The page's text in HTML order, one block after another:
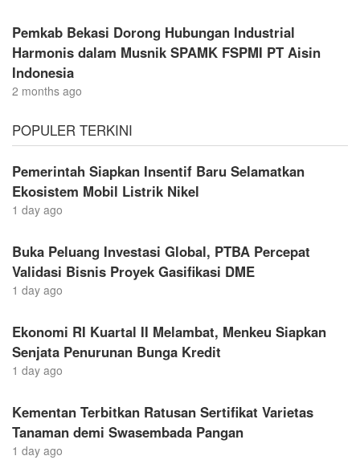
Pemkab Bekasi Dorong Hubungan Industrial
Harmonis dalam Musnik SPAMK FSPMI PT Aisin
Indonesia
2 months ago
POPULER TERKINI
Pemerintah Siapkan Insentif Baru Selamatkan
Ekosistem Mobil Listrik Nikel
1 day ago
Buka Peluang Investasi Global, PTBA Percepat
Validasi Bisnis Proyek Gasifikasi DME
1 day ago
Ekonomi RI Kuartal II Melambat, Menkeu Siapkan
Senjata Penurunan Bunga Kredit
1 day ago
Kementan Terbitkan Ratusan Sertifikat Varietas
Tanaman demi Swasembada Pangan
1 day ago